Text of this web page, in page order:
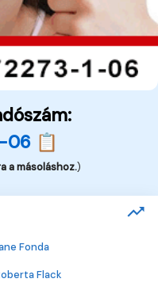
06 📋
a másoláshoz.)
Fonda
Flack